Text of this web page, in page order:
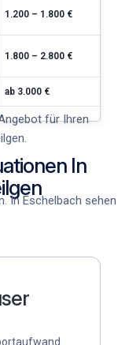
1.200 – 1.800 €
1.800 – 2.800 €
ab 3.000 €
für Ihren
In
In Eschelbach sehen